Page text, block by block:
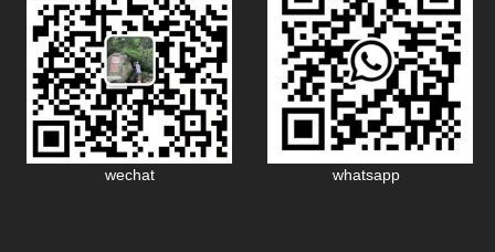
wechat whatsapp